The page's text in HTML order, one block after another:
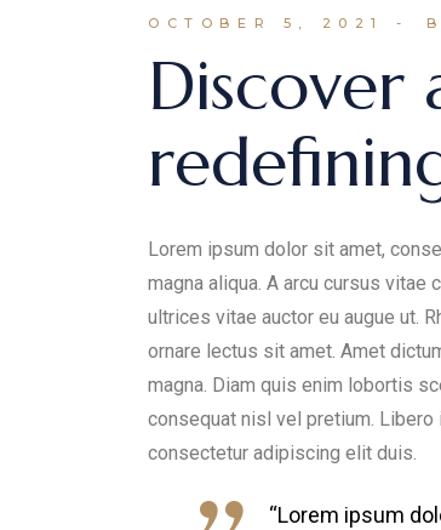
OCTOBER 5, 2021
Lorem ipsum dolor sit amet,
magna aliqua. A arcu cursus vitae
ultrices vitae auctor eu augue ut.
ornare lectus sit amet. Amet
magna. Diam quis enim lobortis
consequat nisl vel pretium.
consectetur adipiscing elit duis.
“Lorem ipsum